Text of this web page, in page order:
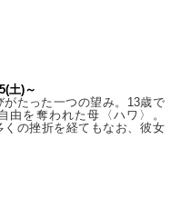
土)～
がたった一つの望み。13歳で
由を奪われた母〈ハワ〉。
の挫折を経てもなお、彼女